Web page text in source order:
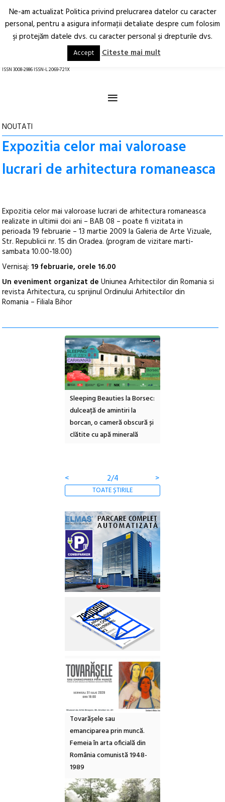
Arhitectură.
Oraș.
RO EN
ISSN 3008-2986 ISSN-L 2069-721X
≡
NOUTATI
Expozitia celor mai valoroase
lucrari de arhitectura romaneasca
Expozitia celor mai valoroase lucrari de arhitectura romaneasca
realizate in ultimii doi ani – BAB 08 – poate fi vizitata in
perioada 19 februarie – 13 martie 2009 la Galeria de Arte Vizuale,
Str. Republicii nr. 15 din Oradea. (program de vizitare marti-
sambata 10.00-18.00)
Vernisaj:19 februarie, orele 16.00
Un eveniment organizat deUniunea Arhitectilor din Romania si
revista Arhitectura, cu sprijinul Ordinului Arhitectilor din
Romania – Filiala Bihor
Sleeping Beauties la Borsec:
dulceață de amintiri la
borcan, o cameră obscură și
clătite cu apă minerală
< 2/4 >
TOATE ȘTIRILE
Tovarășele sau
emanciparea prin muncă.
Femeia în arta oficială din
România comunistă 1948-
1989
Ne-am actualizat Politica privind prelucrarea datelor cu caracter
personal, pentru a asigura informaţii detaliate despre cum folosim
şi protejăm datele dvs. cu caracter personal şi drepturile dvs.
Accept Citeste mai mult